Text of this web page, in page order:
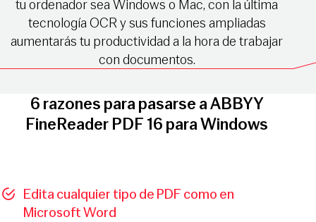
tu ordenador sea Windows o Mac, con la última
tecnología OCR y sus funciones ampliadas
aumentarás tu productividad a la hora de trabajar
con documentos.
6 razones para pasarse a ABBYY
FineReader PDF 16 para Windows
Edita cualquier tipo de PDF como en
Microsoft Word